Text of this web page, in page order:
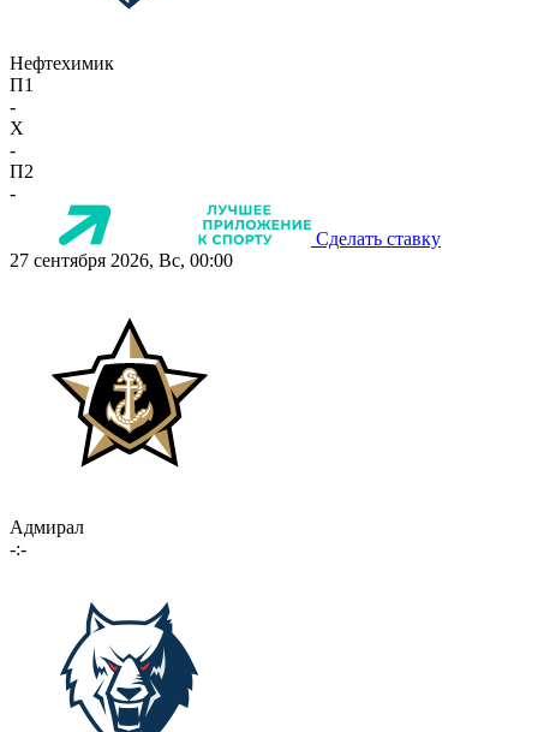
Нефтехимик
П1
-
X
-
П2
-
Сделать ставку
27 сентября 2026, Вс, 00:00
Адмирал
-:-